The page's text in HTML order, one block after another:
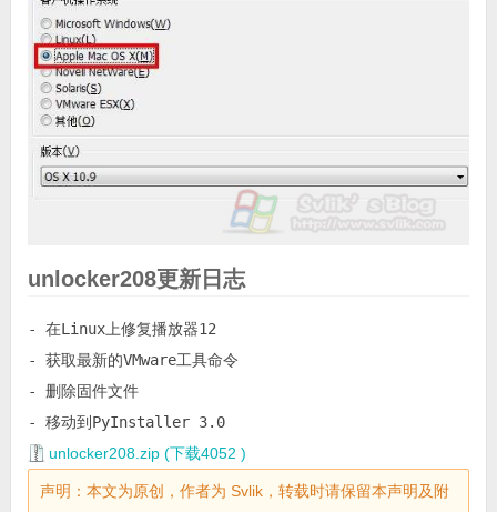
unlocker208更新日志
- 在Linux上修复播放器12
- 获取最新的VMware工具命令
- 删除固件文件
- 移动到PyInstaller 3.0
unlocker208.zip (下载4052 )
声明：本文为原创，作者为 Svlik，转载时请保留本声明及附